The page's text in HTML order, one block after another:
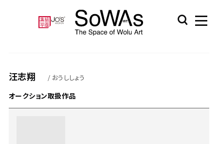
汪志翔 / おうししょう
オークション取扱作品